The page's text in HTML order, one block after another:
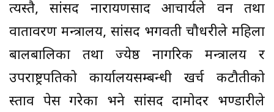
त्यस्तै, सांसद नारायणप्रसाद आचार्यले वन तथा
वातावरण मन्त्रालय, सांसद भगवती चौधरीले महिला
बालबालिका तथा ज्येष्ठ नागरिक मन्त्रालय र
उपराष्ट्रपतिको कार्यालयसम्बन्धी खर्च कटौतीको
प्रस्ताव पेस गरेका भने सांसद दामोदर भण्डारीले